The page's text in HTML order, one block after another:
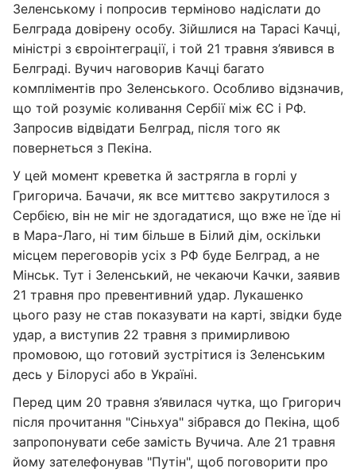
Зеленському і попросив терміново надіслати до
Белграда довірену особу. Зійшлися на Тарасі Качці,
міністрі з євроінтеграції, і той 21 травня з’явився в
Белграді. Вучич наговорив Качці багато
компліментів про Зеленського. Особливо відзначив,
що той розуміє коливання Сербії між ЄС і РФ.
Запросив відвідати Белград, після того як
повернеться з Пекіна.
У цей момент креветка й застрягла в горлі у
Григорича. Бачачи, як все миттєво закрутилося з
Сербією, він не міг не здогадатися, що вже не їде ні
в Мара-Лаго, ні тим більше в Білий дім, оскільки
місцем переговорів усіх з РФ буде Белград, а не
Мінськ. Тут і Зеленський, не чекаючи Качки, заявив
21 травня про превентивний удар. Лукашенко
цього разу не став показувати на карті, звідки буде
удар, а виступив 22 травня з примирливою
промовою, що готовий зустрітися із Зеленським
десь у Білорусі або в Україні.
Перед цим 20 травня з’явилася чутка, що Григорич
після прочитання "Сіньхуа" зібрався до Пекіна, щоб
запропонувати себе замість Вучича. Але 21 травня
йому зателефонував "Путін", щоб поговорити про